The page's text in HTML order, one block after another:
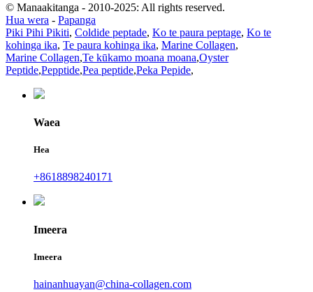
© Manaakitanga - 2010-2025: All rights reserved.
Hua wera - Papanga
Piki Pihi Pikiti, Coldide peptade, Ko te paura peptage, Ko te
kohinga ika, Te paura kohinga ika, Marine Collagen,
Marine Collagen,Te kūkamo moana moana,Oyster
Peptide,Pepptide,Pea peptide,Peka Pepide,
Waea
Hea
+8618898240171
Imeera
Imeera
hainanhuayan@china-collagen.com